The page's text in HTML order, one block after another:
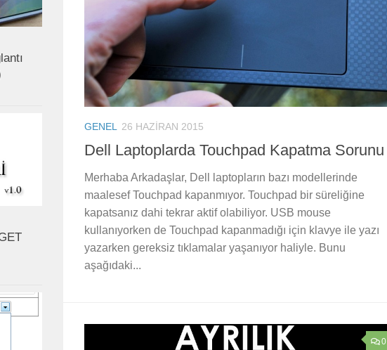
GENEL 26 HAZIRAN 2015
Dell Laptoplarda Touchpad Kapatma Sorunu
Merhaba Arkadaşlar, Dell laptopların bazı modellerinde
maalesef Touchpad kapanmıyor. Touchpad bir süreliğine
kapatsanız dahi tekrar aktif olabiliyor. USB mouse
kullanıyorken de Touchpad kapanmadığı için klavye ile yazı
yazarken gereksiz tıklamalar yaşanıyor haliyle. Bunu
aşağıdaki...
0